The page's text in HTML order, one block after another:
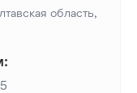
область,